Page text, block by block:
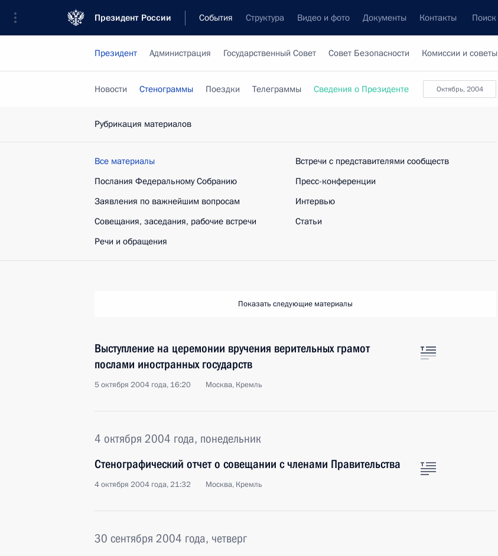
Президент России События Структура Видео и фото Документы Контакты Поиск
Президент Администрация Государственный Совет Совет Безопасности Комиссии и советы
октябрь, 2004
Новости Стенограммы Поездки Телеграммы Сведения о Президенте
Рубрикация материалов
Все материалы
Послания Федеральному Собранию
Заявления по важнейшим вопросам
Совещания, заседания, рабочие встречи
Речи и обращения
Встречи с представителями сообществ
Пресс-конференции
Интервью
Статьи
Показать следующие материалы
Выступление на церемонии вручения верительных грамот
послами иностранных государств
5 октября 2004 года, 16:20 Москва, Кремль
4 октября 2004 года, понедельник
Стенографический отчет о совещании с членами Правительства
4 октября 2004 года, 21:32 Москва, Кремль
30 сентября 2004 года, четверг